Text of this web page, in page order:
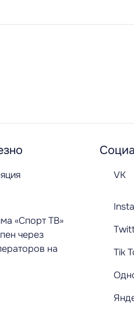
«Спорт ТВ»
через
на
VK
Tik